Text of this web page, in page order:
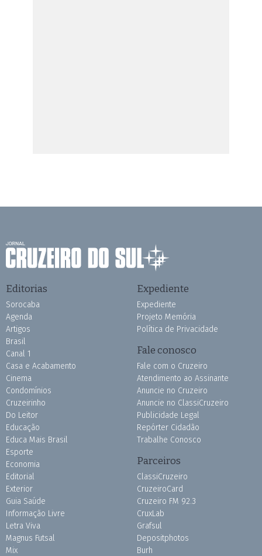
Editorias
Sorocaba
Agenda
Artigos
Brasil
Canal 1
Casa e Acabamento
Cinema
Condomínios
Cruzeirinho
Do Leitor
Educação
Educa Mais Brasil
Esporte
Economia
Editorial
Exterior
Guia Saúde
Informação Livre
Letra Viva
Magnus Futsal
Mix
Expediente
Expediente
Projeto Memória
Política de Privacidade
Fale conosco
Fale com o Cruzeiro
Atendimento ao Assinante
Anuncie no Cruzeiro
Anuncie no ClassiCruzeiro
Publicidade Legal
Repórter Cidadão
Trabalhe Conosco
Parceiros
ClassiCruzeiro
CruzeiroCard
Cruzeiro FM 92.3
CruxLab
Grafsul
Depositphotos
Burh